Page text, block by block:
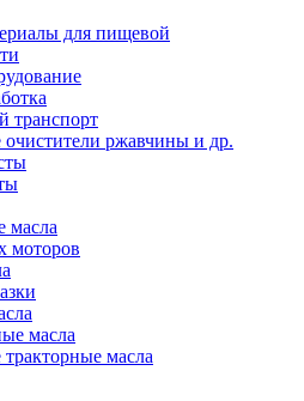
для пищевой
транспорт
ржавчины и др.
масла
моторов
масла
масла